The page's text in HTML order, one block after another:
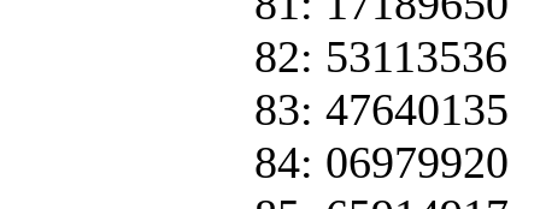
82: 53113536
83: 47640135
84: 06979920